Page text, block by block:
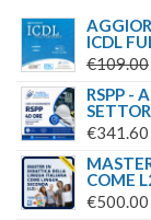
ICDL
€109.00
RSPP -
€341.60
COME
€500.00